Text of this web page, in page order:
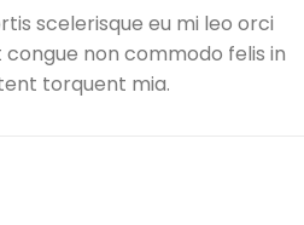
scelerisque eu mi leo orci
non commodo felis in
torquent mia.